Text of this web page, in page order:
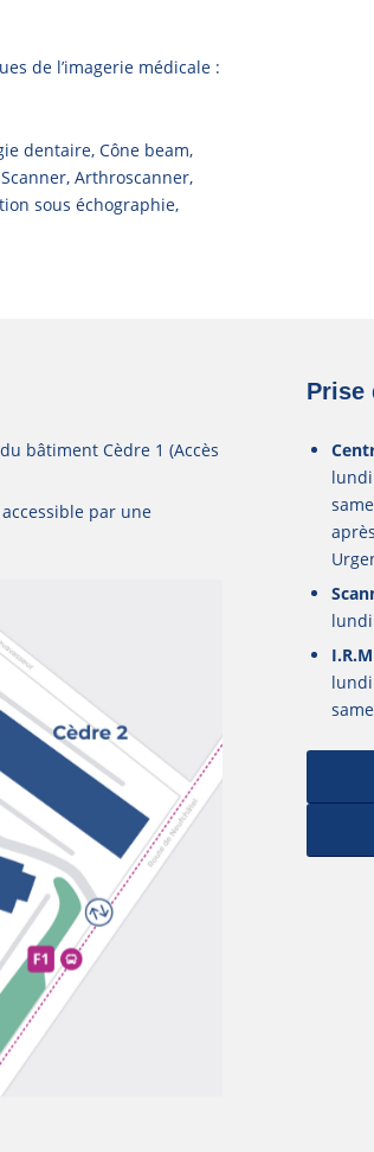
de l’imagerie médicale :
dentaire, Cône beam,
Arthroscanner,
sous échographie,
bâtiment Cèdre 1 (Accès
par une
Prise
lundi
I.R.M